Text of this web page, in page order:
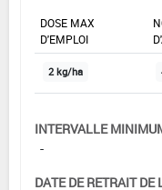
DOSE MAX
D'EMPLOI
2 kg/ha
INTERVALLE
-
DATE DE RETRAIT DE